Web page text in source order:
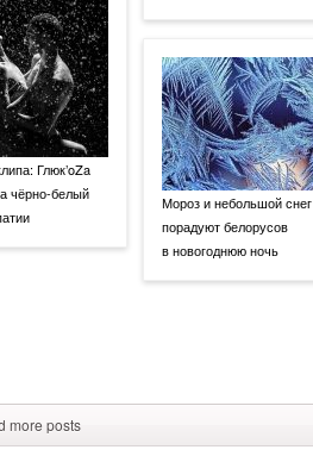
Глюк’oZa
чёрно-белый
Мороз и небольшой снег
порадуют белорусов
в новогоднюю ночь
more posts